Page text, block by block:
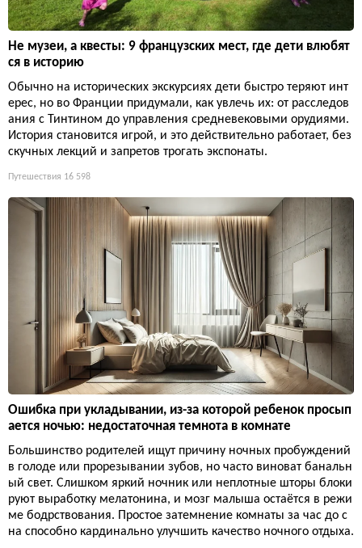
Не музеи, а квесты: 9 французских мест, где дети влюбят
ся в историю
Обычно на исторических экскурсиях дети быстро теряют инт
ерес, но во Франции придумали, как увлечь их: от расследов
ания с Тинтином до управления средневековыми орудиями.
История становится игрой, и это действительно работает, без
скучных лекций и запретов трогать экспонаты.
Путешествия 16 598
Ошибка при укладывании, из-за которой ребенок просып
ается ночью: недостаточная темнота в комнате
Большинство родителей ищут причину ночных пробуждений
в голоде или прорезывании зубов, но часто виноват банальн
ый свет. Слишком яркий ночник или неплотные шторы блоки
руют выработку мелатонина, и мозг малыша остаётся в режи
ме бодрствования. Простое затемнение комнаты за час до с
на способно кардинально улучшить качество ночного отдыха.